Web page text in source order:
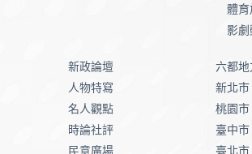
體
影
新政論壇
人物特寫
名人觀點
時論社評
民意廣場
六都地
新北市
桃園市
臺中市
臺北市